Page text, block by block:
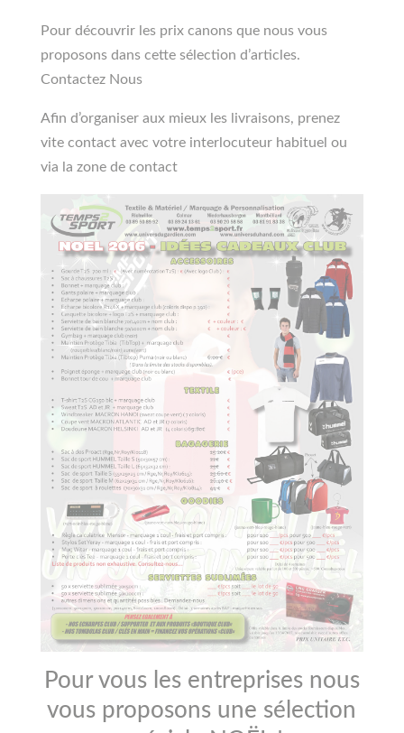
Pour découvrir les prix canons que nous vous
proposons dans cette sélection d’articles.
Contactez Nous
Afin d’organiser aux mieux les livraisons, prenez
vite contact avec votre interlocuteur habituel ou
via la zone de contact
Pour vous les entreprises nous
vous proposons une sélection